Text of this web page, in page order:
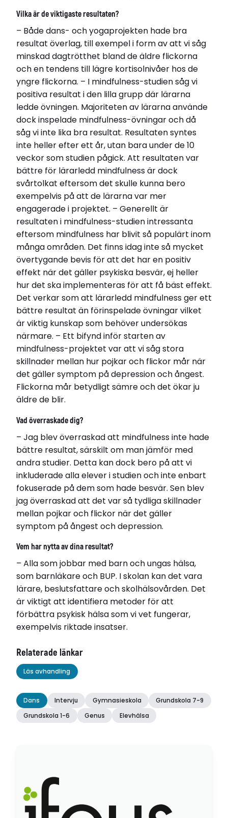
Vilka är de viktigaste resultaten?
– Både dans- och yogaprojekten hade bra
resultat överlag, till exempel i form av att vi såg
minskad dagtrötthet bland de äldre flickorna
och en tendens till lägre kortisolnivåer hos de
yngre flickorna. – I mindfulness-studien såg vi
positiva resultat i den lilla grupp där lärarna
ledde övningen. Majoriteten av lärarna använde
dock inspelade mindfulness-övningar och då
såg vi inte lika bra resultat. Resultaten syntes
inte heller efter ett år, utan bara under de 10
veckor som studien pågick. Att resultaten var
bättre för lärarledd mindfulness är dock
svårtolkat eftersom det skulle kunna bero
exempelvis på att de lärarna var mer
engagerade i projektet. – Generellt är
resultaten i mindfulness-studien intressanta
eftersom mindfulness har blivit så populärt inom
många områden. Det finns idag inte så mycket
övertygande bevis för att det har en positiv
effekt när det gäller psykiska besvär, ej heller
hur det ska implementeras för att få bäst effekt.
Det verkar som att lärarledd mindfulness ger ett
bättre resultat än förinspelade övningar vilket
är viktig kunskap som behöver undersökas
närmare. – Ett bifynd inför starten av
mindfulness-projektet var att vi såg stora
skillnader mellan hur pojkar och flickor mår när
det gäller symptom på depression och ångest.
Flickorna mår betydligt sämre och det ökar ju
äldre de blir.
Vad överraskade dig?
– Jag blev överraskad att mindfulness inte hade
bättre resultat, särskilt om man jämför med
andra studier. Detta kan dock bero på att vi
inkluderade alla elever i studien och inte enbart
fokuserade på dem som hade besvär. Sen blev
jag överraskad att det var så tydliga skillnader
mellan pojkar och flickor när det gäller
symptom på ångest och depression.
Vem har nytta av dina resultat?
– Alla som jobbar med barn och ungas hälsa,
som barnläkare och BUP. I skolan kan det vara
lärare, beslutsfattare och skolhälsovården. Det
är viktigt att identifiera metoder för att
förbättra psykisk hälsa som vi vet fungerar,
exempelvis riktade insatser.
Relaterade länkar
Läs avhandling
Dans Intervju Gymnasieskola
Grundskola 7-9
Grundskola 1-6
Genus Elevhälsa